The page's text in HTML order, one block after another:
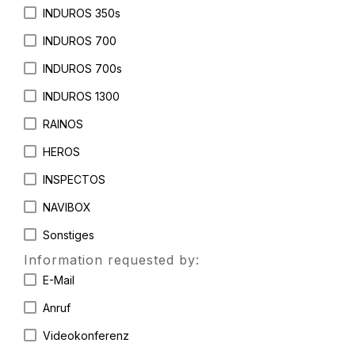
INDUROS 350s
INDUROS 700
INDUROS 700s
INDUROS 1300
RAINOS
HEROS
INSPECTOS
NAVIBOX
Sonstiges
Information requested by:
E-Mail
Anruf
Videokonferenz